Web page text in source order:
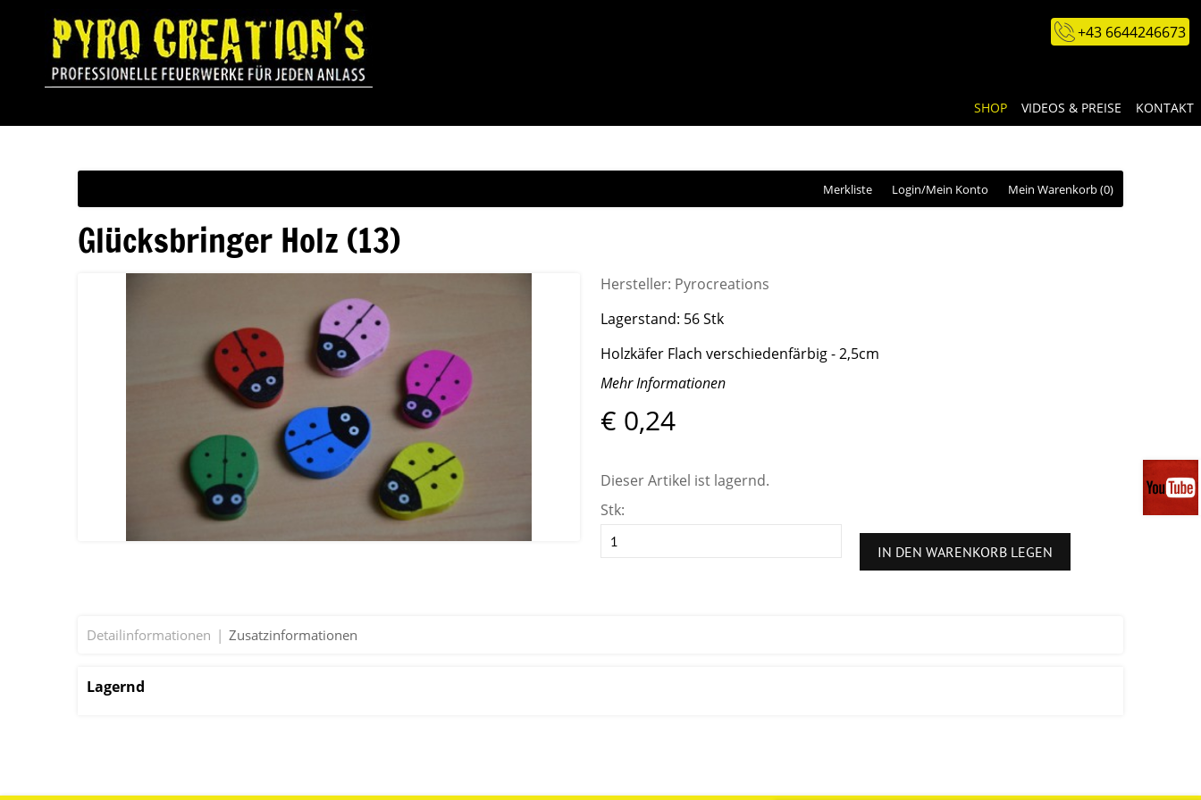
+43 6644246673
SHOP VIDEOS & PREISE KONTAKT
Mein Warenkorb(0)
Login/Mein Konto
Merkliste
Glücksbringer Holz (13)
Hersteller: Pyrocreations
Lagerstand: 56 Stk
Holzkäfer Flach verschiedenfärbig - 2,5cm
Mehr Informationen
€ 0,24
Dieser Artikel ist lagernd.
Stk:
IN DEN WARENKORB LEGEN
Detailinformationen Zusatzinformationen
Lagernd